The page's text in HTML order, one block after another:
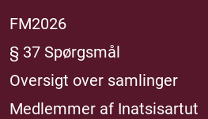
FM2026
§ 37 Spørgsmål
Oversigt over samlinger
Medlemmer af Inatsisartut